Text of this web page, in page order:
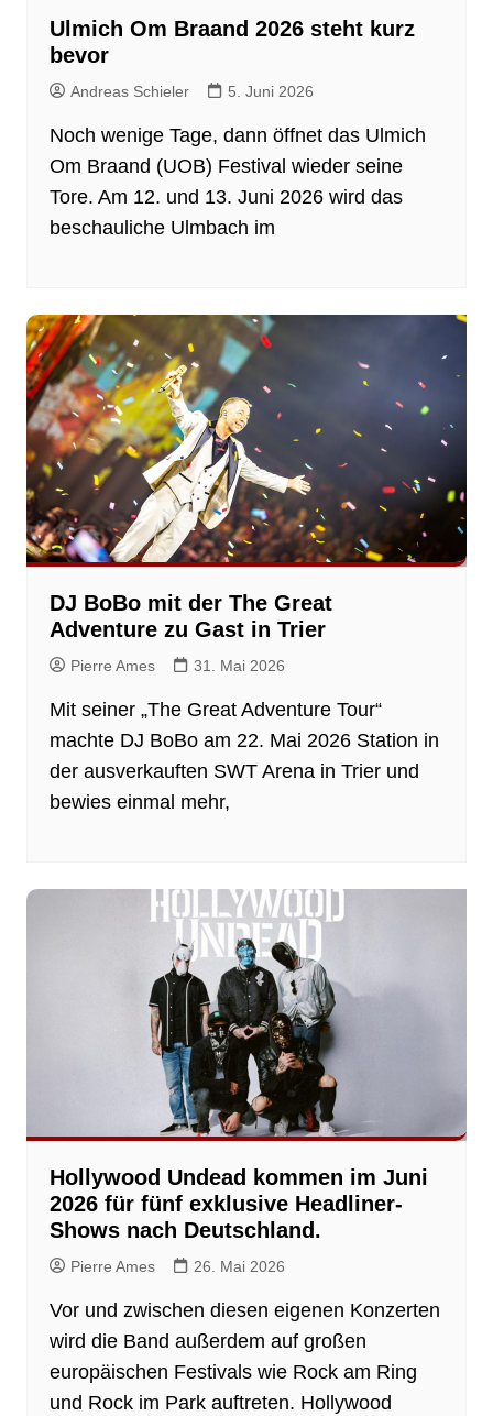
Ulmich Om Braand 2026 steht kurz
bevor
Andreas Schieler 5. Juni 2026
Noch wenige Tage, dann öffnet das Ulmich
Om Braand (UOB) Festival wieder seine
Tore. Am 12. und 13. Juni 2026 wird das
beschauliche Ulmbach im
DJ BoBo mit der The Great
Adventure zu Gast in Trier
Pierre Ames 31. Mai 2026
Mit seiner „The Great Adventure Tour“
machte DJ BoBo am 22. Mai 2026 Station in
der ausverkauften SWT Arena in Trier und
bewies einmal mehr,
Hollywood Undead kommen im Juni
2026 für fünf exklusive Headliner-
Shows nach Deutschland.
Pierre Ames 26. Mai 2026
Vor und zwischen diesen eigenen Konzerten
wird die Band außerdem auf großen
europäischen Festivals wie Rock am Ring
und Rock im Park auftreten. Hollywood